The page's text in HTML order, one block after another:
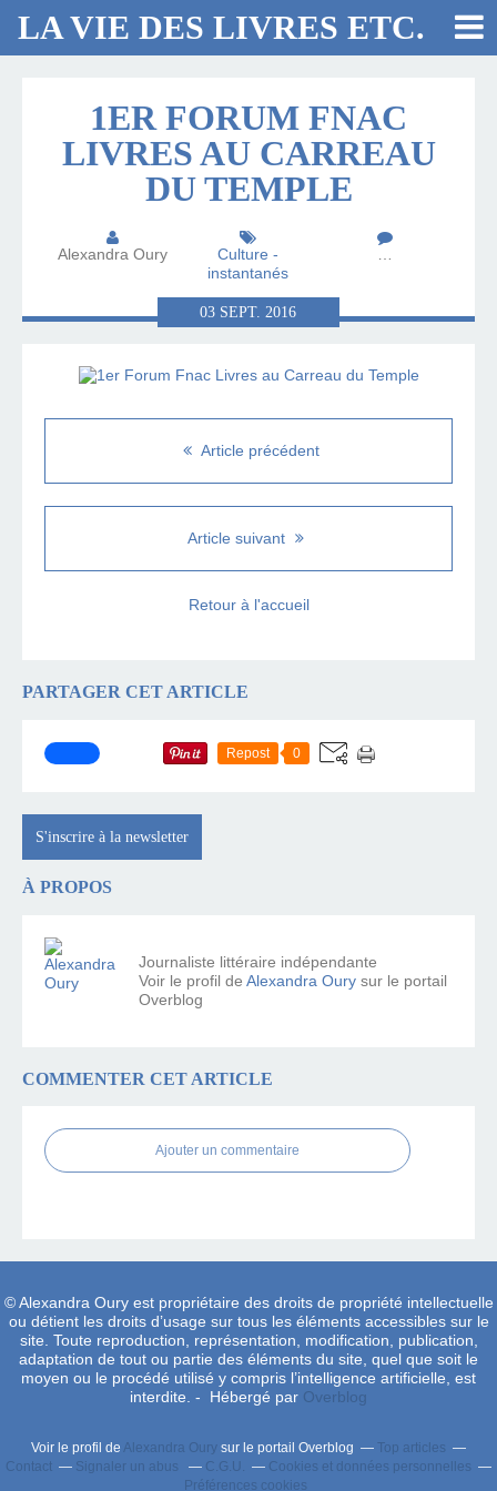
LA VIE DES LIVRES ETC.
1ER FORUM FNAC
LIVRES AU CARREAU
DU TEMPLE
Alexandra Oury
Culture -
instantanés
…
03 SEPT.2016
Article précédent
Article suivant
Retour à l'accueil
PARTAGER CET ARTICLE
Repost 0
S'inscrire à la newsletter
À PROPOS
Journaliste littéraire indépendante
Voir le profil de Alexandra Oury sur le portail
Overblog
COMMENTER CET ARTICLE
Ajouter un commentaire
© Alexandra Oury est propriétaire des droits de propriété intellectuelle
ou détient les droits d’usage sur tous les éléments accessibles sur le
site. Toute reproduction, représentation, modification, publication,
adaptation de tout ou partie des éléments du site, quel que soit le
moyen ou le procédé utilisé y compris l’intelligence artificielle, est
interdite. - Hébergé par Overblog
Voir le profil de Alexandra Oury sur le portail Overblog
Top articles
Contact
Signaler un abus C.G.U.
Cookies et données personnelles
Préférences cookies